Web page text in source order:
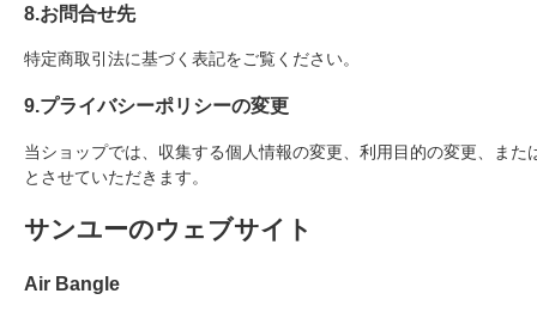
8.お問合せ先
特定商取引法に基づく表記をご覧ください。
9.プライバシーポリシーの変更
当ショップでは、収集する個人情報の変更、利用目的の変更、ま
とさせていただきます。
サンユーのウェブサイト
Air Bangle